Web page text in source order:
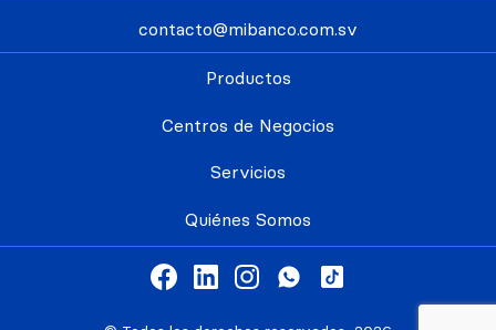
contacto@mibanco.com.sv
Productos
Centros de Negocios
Servicios
Quiénes Somos